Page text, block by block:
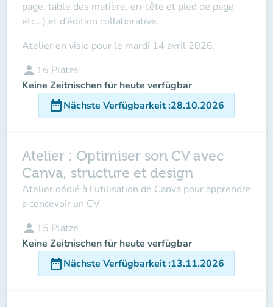
page, table des matière, en-tête et pied de page
etc...) et d’édition collaborative.
Atelier en visio pour le mardi 14 avril 2026.
person 16 Plätze
Keine Zeitnischen für heute verfügbar
date_rangeNächste Verfügbarkeit:28.10.2026
Atelier : Optimiser son CV avec
Canva, structure et design
Atelier dédié à l'utilisation de Canva pour apprendre
à concevoir un CV
person 15 Plätze
Keine Zeitnischen für heute verfügbar
date_rangeNächste Verfügbarkeit:13.11.2026